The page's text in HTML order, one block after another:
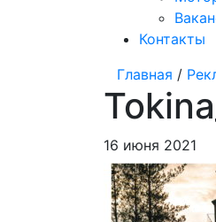
Контакты
Главная /
16 июня 2021